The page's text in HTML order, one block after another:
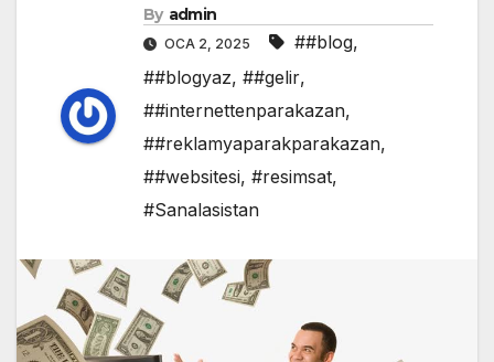
By admin
OCA 2, 2025 ##blog,
##blogyaz, ##gelir,
##internettenparakazan,
##reklamyaparakparakazan,
##websitesi, #resimsat,
#Sanalasistan